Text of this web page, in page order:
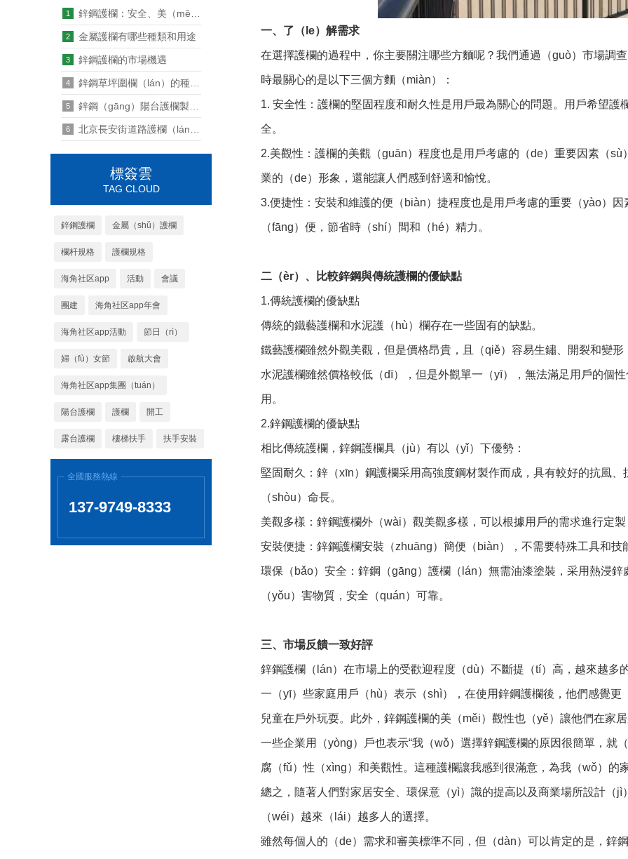
1 鋅鋼護欄：安全、美（měi）觀與質量 一個不能少
2 金屬護欄有哪些種類和用途
3 鋅鋼護欄的市場機遇
4 鋅鋼草坪圍欄（lán）的種類和用途（tú）有哪些
5 鋅鋼（gāng）陽台護欄製作工藝流程“鋅”知識
6 北京長安街道路護欄（lán），土豪金的蛻變
標簽雲
TAG CLOUD
鋅鋼護欄 金屬（shǔ）護欄
欄杆規格 護欄規格
海角社区app 活動 會議
團建 海角社区app年會
海角社区app活動 節日（rì）
婦（fù）女節 啟航大會
海角社区app集團（tuán）
陽台護欄 護欄 開工
露台護欄 樓梯扶手 扶手安裝
全國服務熱線
137-9749-8333
一、了（le）解需求
在選擇護欄的過程中，你主要關注哪些方麵呢？我們通過（guò）市場調
時最關心的是以下三個方麵（miàn）：
1. 安全性：護欄的堅固程度和耐久性是用戶最為關心的問題。用戶希望
全。
2.美觀性：護欄的美觀（guān）程度也是用戶考慮的（de）重要因素（
業的（de）形象，還能讓人們感到舒適和愉悅。
3.便捷性：安裝和維護的便（biàn）捷程度也是用戶考慮的重要（yào）
（fāng）便，節省時（shí）間和（hé）精力。
二（èr）、比較鋅鋼與傳統護欄的優缺點
1.傳統護欄的優缺點
傳統的鐵藝護欄和水泥護（hù）欄存在一些固有的缺點。
鐵藝護欄雖然外觀美觀，但是價格昂貴，且（qiě）容易生鏽、開裂和變形
水泥護欄雖然價格較低（dī），但是外觀單一（yī），無法滿足用戶的個
用。
2.鋅鋼護欄的優缺點
相比傳統護欄，鋅鋼護欄具（jù）有以（yǐ）下優勢：
堅固耐久：鋅（xīn）鋼護欄采用高強度鋼材製作而成，具有較好的抗風
（shòu）命長。
美觀多樣：鋅鋼護欄外（wài）觀美觀多樣，可以根據用戶的需求進行定
安裝便捷：鋅鋼護欄安裝（zhuāng）簡便（biàn），不需要特殊工具和
環保（bǎo）安全：鋅鋼（gāng）護欄（lán）無需油漆塗裝，采用熱浸
（yǒu）害物質，安全（quán）可靠。
三、市場反饋一致好評
鋅鋼護欄（lán）在市場上的受歡迎程度（dù）不斷提（tí）高，越來越多
一（yī）些家庭用戶（hù）表示（shì），在使用鋅鋼護欄後，他們感覺
兒童在戶外玩耍。此外，鋅鋼護欄的美（měi）觀性也（yě）讓他們在家
一些企業用（yòng）戶也表示“我（wǒ）選擇鋅鋼護欄的原因很簡單，就
腐（fǔ）性（xìng）和美觀性。這種護欄讓我感到很滿意，為我（wǒ）的
總之，隨著人們對家居安全、環保意（yì）識的提高以及商業場所設計（
（wéi）越來（lái）越多人的選擇。
雖然每個人的（de）需求和審美標準不同，但（dàn）可以肯定的是，鋅